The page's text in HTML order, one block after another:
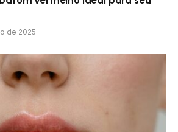
de 2025